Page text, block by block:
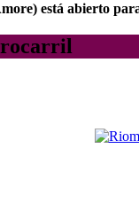
está abierto